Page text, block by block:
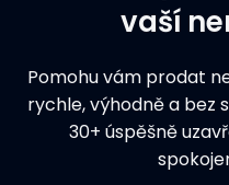
vaší
Pomohu vám prodat
rychle, výhodně a bez
30+ úspěšně